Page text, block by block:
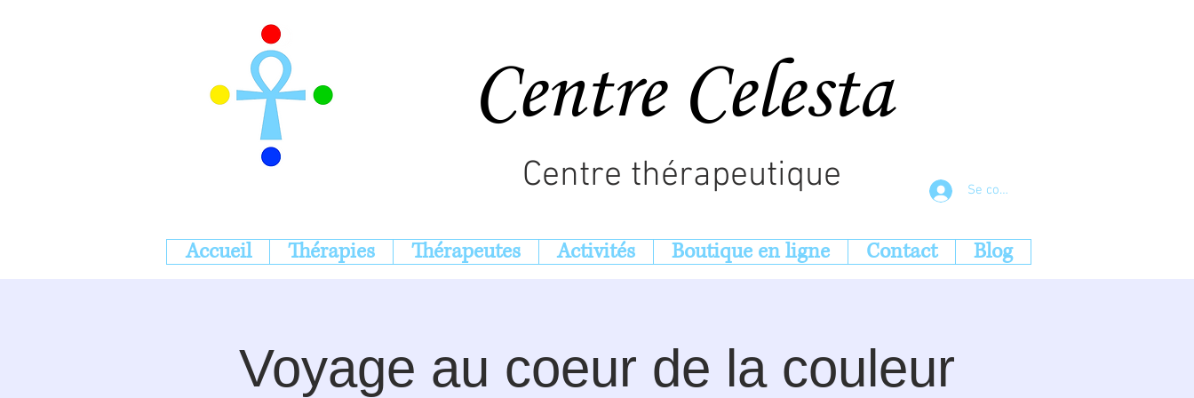
Centre Celesta
Centre thérapeutique Se connecter
Accueil Thérapies Thérapeutes Activités Boutique en ligne Contact Blog
Voyage au coeur de la couleur